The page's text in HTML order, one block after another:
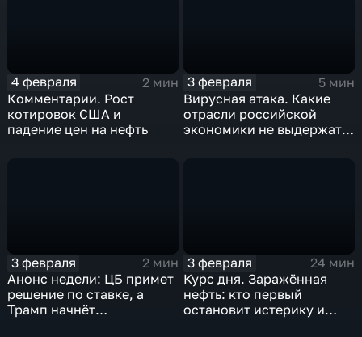
4 февраля
2 мин
Комментарии. Рост
котировок США и
падение цен на нефть
3 февраля
5 мин
Вирусная атака. Какие
отрасли российской
экономики не выдержат
3 февраля
2 мин
Анонс недели: ЦБ примет
решение по ставке, а
Трамп начнёт
3 февраля
24 мин
Курс дня. Заражённая
нефть: кто первый
остановит истерику и